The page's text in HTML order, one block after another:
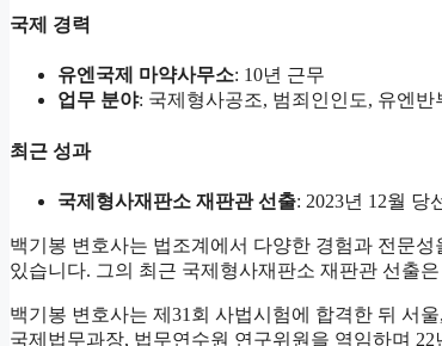
국제 경력
유엔국제 마약사무소: 10년 근무
업무 분야: 국제형사공조, 범죄인인도, 유엔
최근 성과
국제형사재판소 재판관 선출: 2023년 12월 당
백기봉 변호사는 법조계에서 다양한 경험과 전문
있습니다. 그의 최근 국제형사재판소 재판관 선출
백기봉 변호사는 제31회 사법시험에 합격한 뒤 서
국제법무과장, 법무연수원 연구위원을 역임하며